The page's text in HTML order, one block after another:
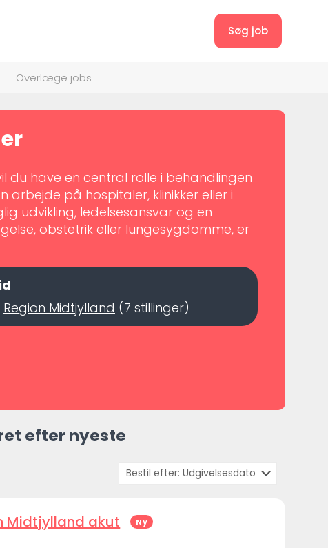
Søg job
Overlæge jobs
have en central rolle i behandlingen
arbejde på hospitaler, klinikker eller i
udvikling, ledelsesansvar og en
obstetrik eller lungesygdomme, er
Region Midtjylland (7 stillinger)
efter nyeste
Midtjylland akut Ny